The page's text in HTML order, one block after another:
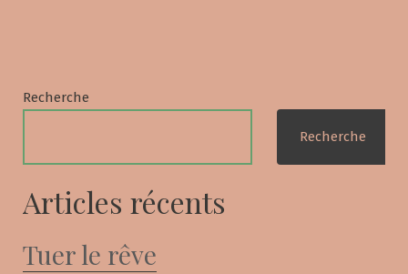
Recherche
Recherche
Articles récents
Tuer le rêve